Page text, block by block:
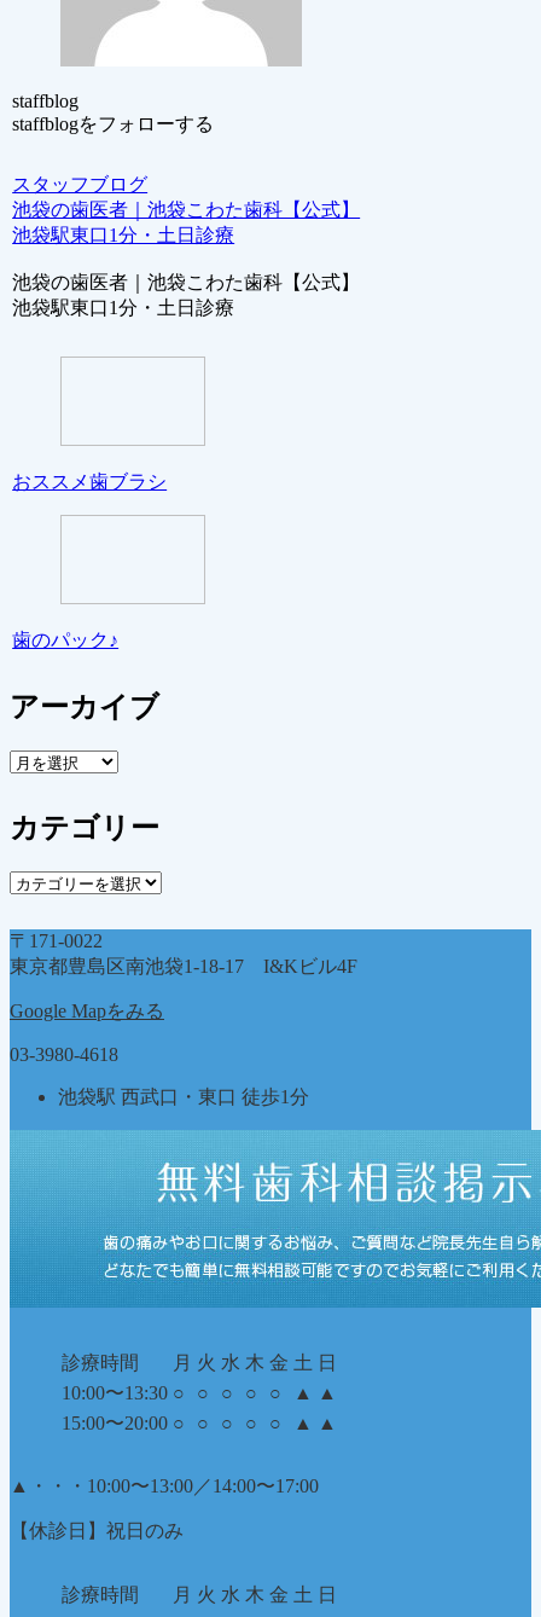
staffblog
staffblogをフォローする
スタッフブログ
池袋の歯医者｜池袋こわた歯科【公式】
池袋駅東口1分・土日診療
池袋の歯医者｜池袋こわた歯科【公式】
池袋駅東口1分・土日診療
おススメ歯ブラシ
歯のパック♪
アーカイブ
ア
カ
イ
カテゴリー
カ
ゴ
リ
〒171-0022
東京都豊島区南池袋1-18-17 I&Kビル4F
Google Mapをみる
03-3980-4618
池袋駅 西武口・東口 徒歩1分
診療時間 月 火 水 木 金 土 日
10:00〜13:30 ○ ○ ○ ○ ○ ▲
▲
15:00〜20:00 ○ ○ ○ ○ ○ ▲ ▲
▲ ・・・10:00〜13:00／14:00〜17:00
【休診日】祝日のみ
診療時間 月 火 水 木 金 土 日